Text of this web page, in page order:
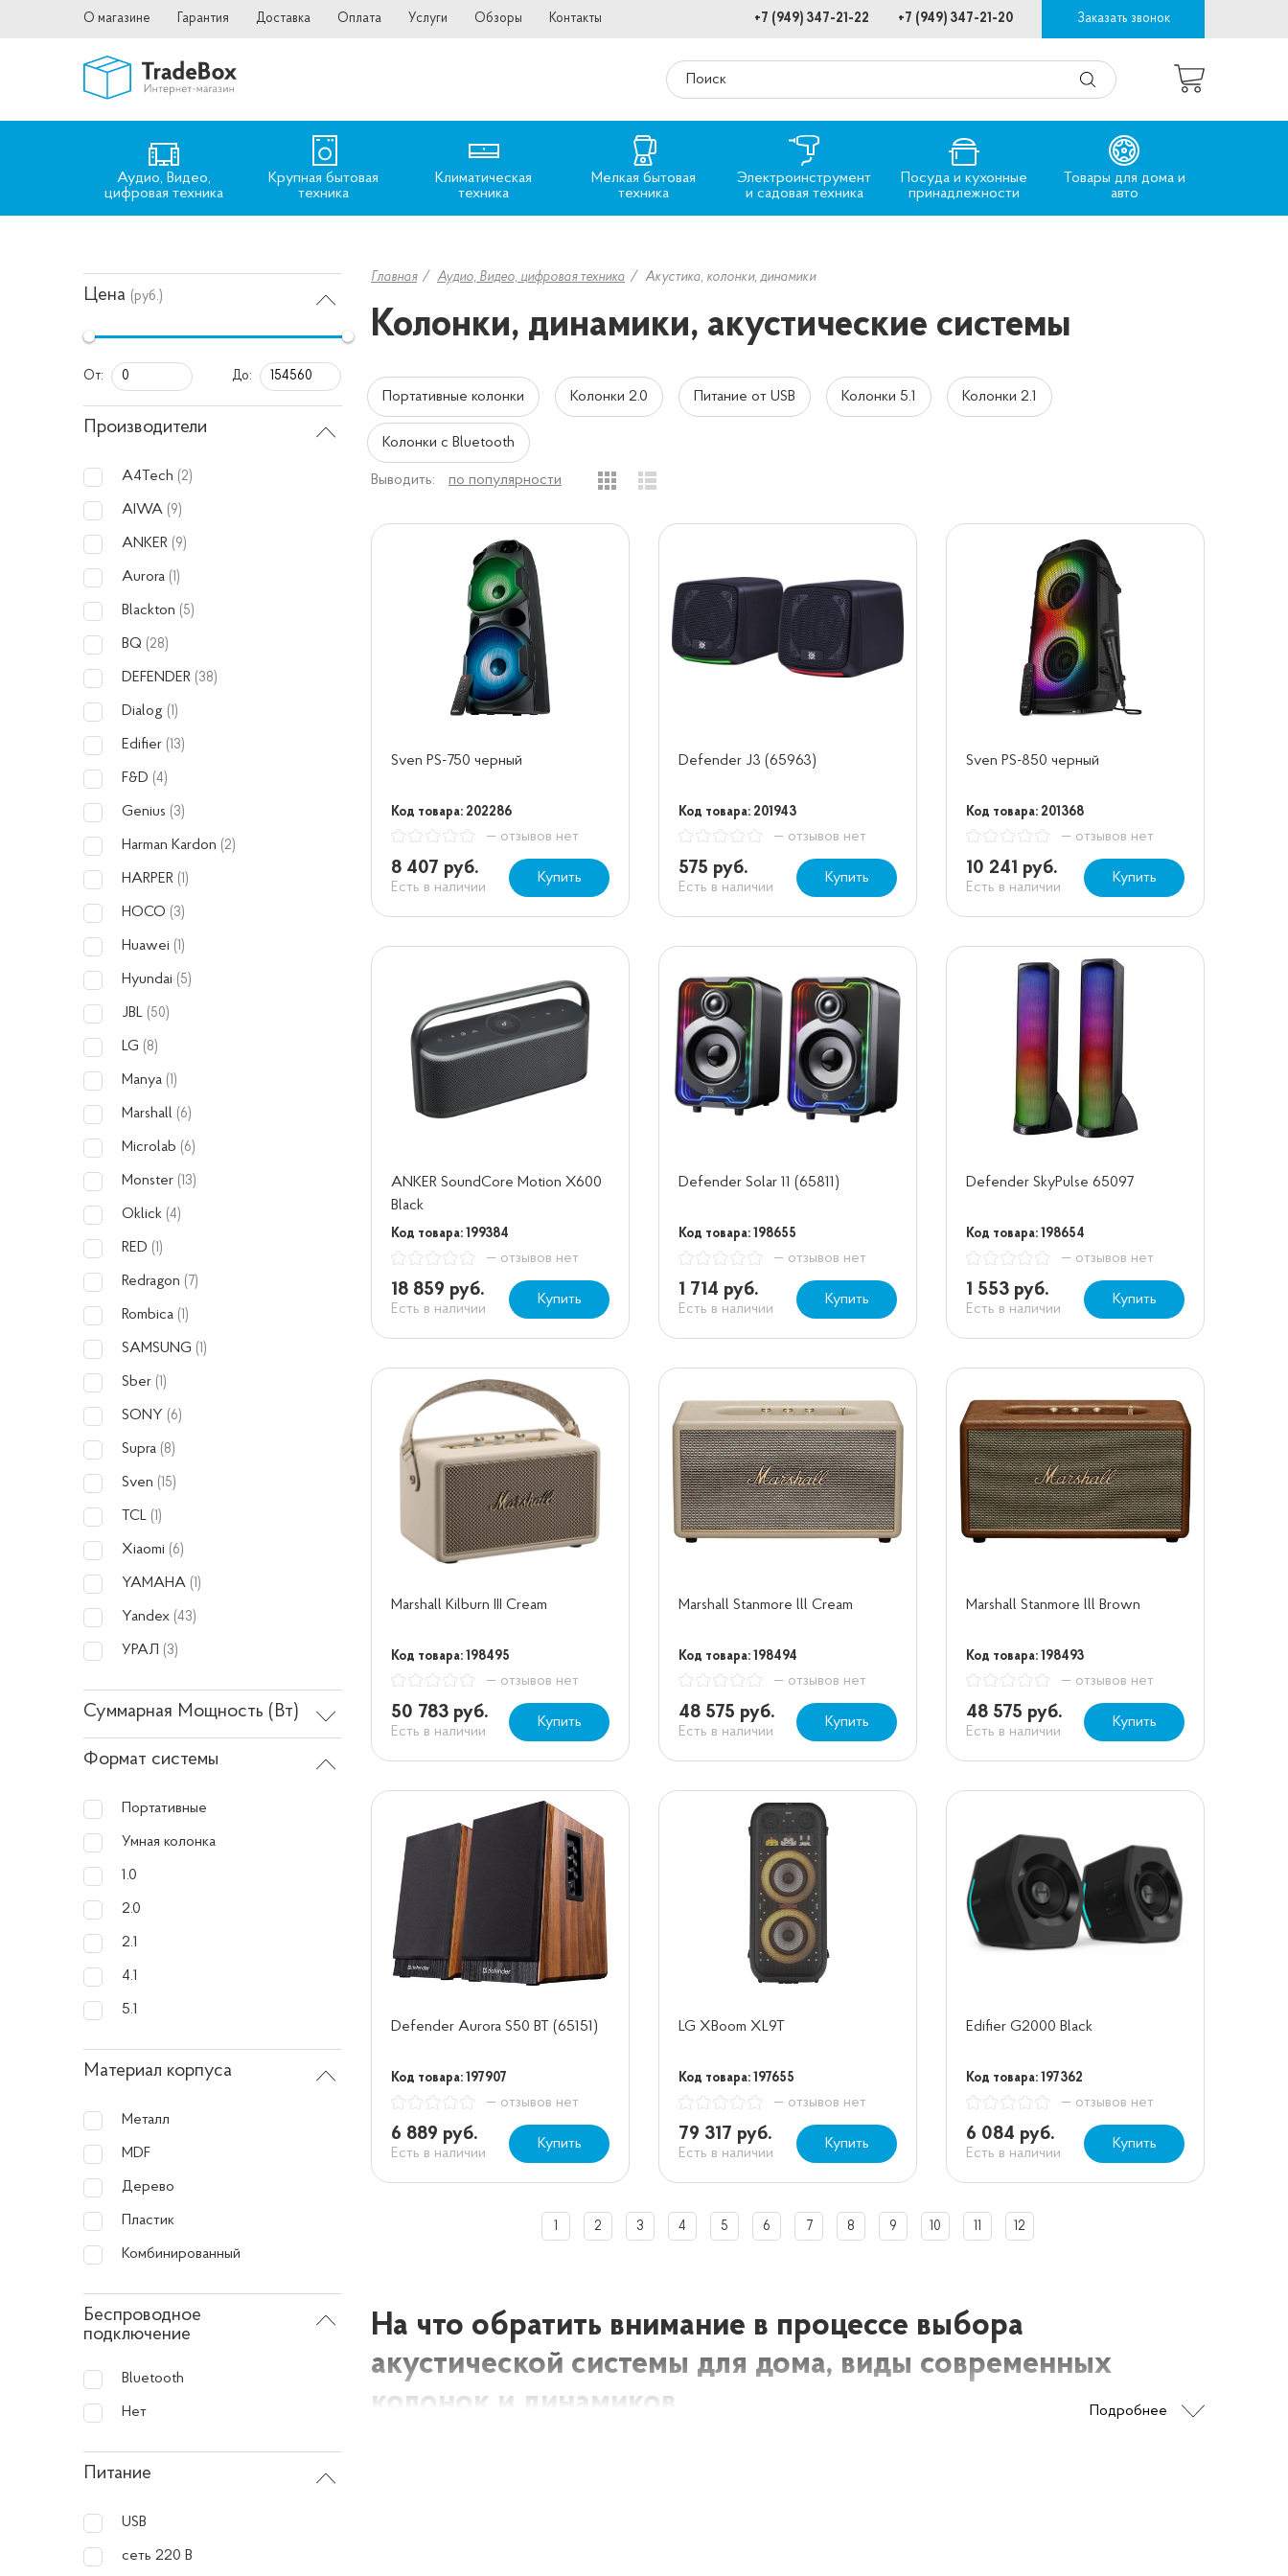
О магазине Гарантия Доставка Оплата Услуги Обзоры Контакты Заказать звонок
+7 (949) 347-21-20
+7 (949) 347-21-22
Аудио, Видео,
цифровая техника
Крупная бытовая
техника
Климатическая
техника
Мелкая бытовая
техника
Электроинструмент
и садовая техника
Посуда и кухонные
принадлежности
Товары для дома и
авто
Цена (руб.)
От: До:
Производители
A4Tech (2)
AIWA (9)
ANKER (9)
Aurora (1)
Blackton (5)
BQ (28)
DEFENDER (38)
Dialog (1)
Edifier (13)
F&D (4)
Genius (3)
Harman Kardon (2)
HARPER (1)
HOCO (3)
Huawei (1)
Hyundai (5)
JBL (50)
LG (8)
Manya (1)
Marshall (6)
Microlab (6)
Monster (13)
Oklick (4)
RED (1)
Redragon (7)
Rombica (1)
SAMSUNG (1)
Sber (1)
SONY (6)
Supra (8)
Sven (15)
TCL (1)
Xiaomi (6)
YAMAHA (1)
Yandex (43)
УРАЛ (3)
Суммарная Мощность (Вт)
Формат системы
Портативные
Умная колонка
1.0
2.0
2.1
4.1
5.1
Материал корпуса
Металл
MDF
Дерево
Пластик
Комбинированный
Беспроводное
подключение
Bluetooth
Нет
Питание
USB
сеть 220 В
Главная Аудио, Видео, цифровая техника Акустика, колонки, динамики
Колонки, динамики, акустические системы
Портативные колонки Колонки 2.0 Питание от USB Колонки 5.1 Колонки 2.1
Колонки с Bluetooth
Выводить: по популярности
Sven PS-750 черный
Код товара: 202286
— отзывов нет
8 407 руб.
Есть в наличии
Купить
Defender J3 (65963)
Код товара: 201943
— отзывов нет
575 руб.
Есть в наличии
Купить
Sven PS-850 черный
Код товара: 201368
— отзывов нет
10 241 руб.
Есть в наличии
Купить
ANKER SoundCore Motion X600
Black
Код товара: 199384
— отзывов нет
18 859 руб.
Есть в наличии
Купить
Defender Solar 11 (65811)
Код товара: 198655
— отзывов нет
1 714 руб.
Есть в наличии
Купить
Defender SkyPulse 65097
Код товара: 198654
— отзывов нет
1 553 руб.
Есть в наличии
Купить
Marshall Kilburn III Cream
Код товара: 198495
— отзывов нет
50 783 руб.
Есть в наличии
Купить
Marshall Stanmore lll Cream
Код товара: 198494
— отзывов нет
48 575 руб.
Есть в наличии
Купить
Marshall Stanmore lll Brown
Код товара: 198493
— отзывов нет
48 575 руб.
Есть в наличии
Купить
Defender Aurora S50 BT (65151)
Код товара: 197907
— отзывов нет
6 889 руб.
Есть в наличии
Купить
LG XBoom XL9T
Код товара: 197655
— отзывов нет
79 317 руб.
Есть в наличии
Купить
Edifier G2000 Black
Код товара: 197362
— отзывов нет
6 084 руб.
Есть в наличии
Купить
2 3 4 5 6 7 8 9 10 12
Подробнее
На что обратить внимание в процессе выбора
акустической системы для дома, виды современных
колонок и динамиков